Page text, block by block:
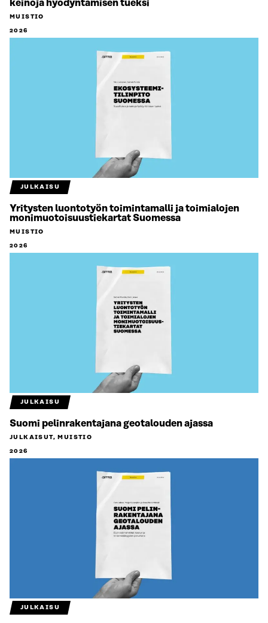
keinoja hyödyntämisen tueksi
MUISTIO
2026
JULKAISU
Yritysten luontotyön toimintamalli ja toimialojen
monimuotoisuustiekartat Suomessa
MUISTIO
2026
JULKAISU
Suomi pelinrakentajana geotalouden ajassa
JULKAISUT, MUISTIO
2026
JULKAISU